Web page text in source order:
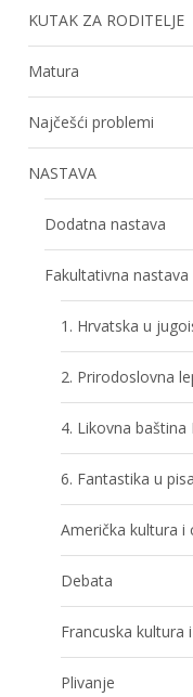
KUTAK ZA RODITELJE
Matura
Najčešći problemi
NASTAVA
Dodatna nastava
Fakultativna nastava
1. Hrvatska u
2. Prirodoslovna
4. Likovna baština
6. Fantastika u
Američka kultura i
Debata
Francuska kultura
Plivanje